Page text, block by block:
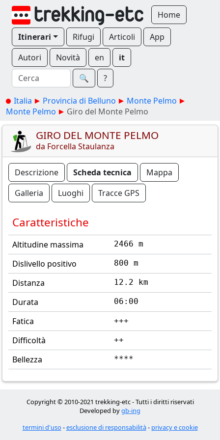
Home
Itinerari Rifugi Articoli
App
Autori
Novità en
it
🔍︎
?
Italia Provincia di Belluno
Monte Pelmo
Monte Pelmo
Giro del Monte Pelmo
GIRO DEL MONTE PELMO
da Forcella Staulanza
Descrizione Scheda tecnica
Mappa
Galleria
Luoghi Tracce GPS
Caratteristiche
Altitudine massima 2466 m
Dislivello positivo 800 m
Distanza 12.2 km
Durata 06:00
Fatica +++
Difficoltà ++
Bellezza ****
Copyright © 2010-2021 trekking-etc - Tutti i diritti riservati
Developed bygb-ing
termini d'uso -esclusione di responsabilità- privacy e cookie